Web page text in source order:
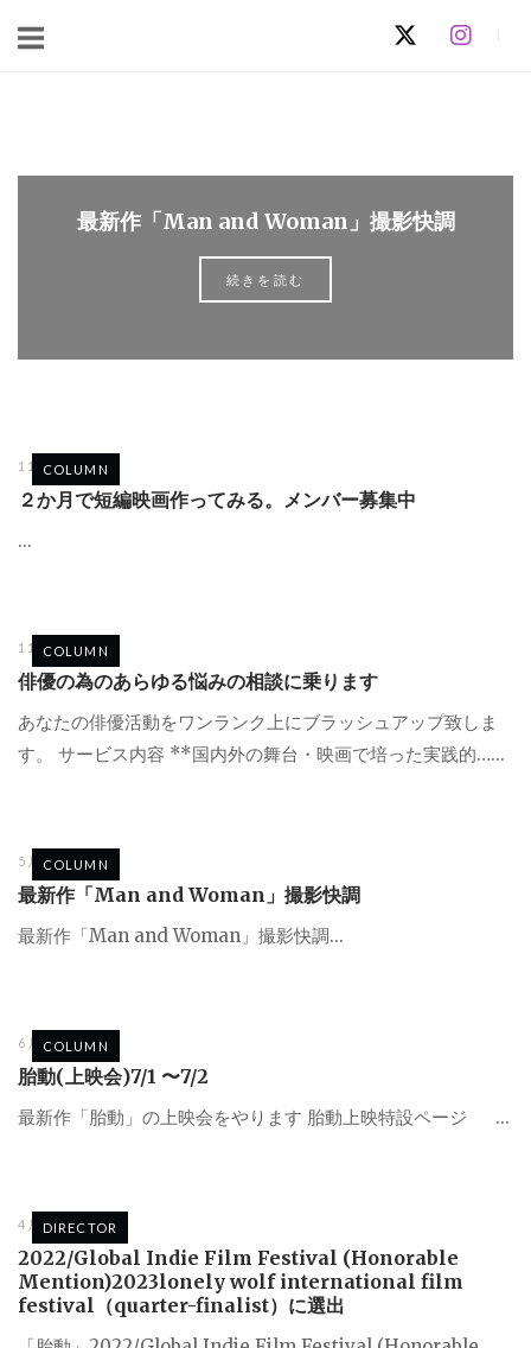
最新作「Man and Woman」撮影快調
続きを読む
COLUMN
11月 14, 2025
２か月で短編映画作ってみる。メンバー募集中
...
COLUMN
11月 11, 2025
俳優の為のあらゆる悩みの相談に乗ります
あなたの俳優活動をワンランク上にブラッシュアップ致しま
す。 サービス内容 **国内外の舞台・映画で培った実践的…...
COLUMN
5月 26, 2024
最新作「Man and Woman」撮影快調
最新作「Man and Woman」撮影快調...
COLUMN
6月 3, 2023
胎動(上映会)7/1 〜7/2
最新作「胎動」の上映会をやります 胎動上映特設ページ ...
DIRECTOR
4月 29, 2023
2022/Global Indie Film Festival (Honorable
Mention)2023lonely wolf international film
festival（quarter-finalist）に選出